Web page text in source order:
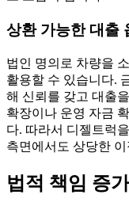
상환 가능한 대출
법인 명의로 차량을
활용할 수 있습니다.
해 신뢰를 갖고 대출
확장이나 운영 자금
다. 따라서 디젤트럭
측면에서도 상당한
법적 책임 증가